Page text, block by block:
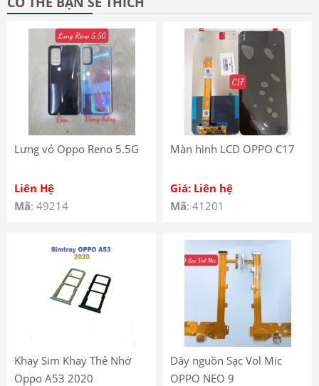
Lưng vỏ Oppo Reno 5.5G
Liên Hệ
Mã: 49214
Màn hình LCD OPPO C17
Giá: Liên hệ
Mã: 41201
Khay Sim Khay Thẻ Nhớ
Oppo A53 2020
Dây nguồn Sạc Vol Mic
OPPO NEO 9